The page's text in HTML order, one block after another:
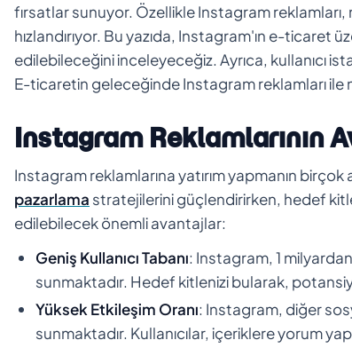
fırsatlar sunuyor. Özellikle Instagram reklamları,
hızlandırıyor. Bu yazıda, Instagram'ın e-
edilebileceğini inceleyeceğiz. Ayrıca, kullanıcı
E-ticaretin geleceğinde Instagram reklamları ile
Instagram Reklamlarının
Instagram reklamlarına yatırım yapmanın
pazarlama stratejilerini güçlendirirken, hedef
edilebilecek önemli avantajlar:
Geniş Kullanıcı Tabanı: Instagram, 1
sunmaktadır. Hedef kitlenizi bularak,
Yüksek Etkileşim Oranı: Instagram, diğer
sunmaktadır. Kullanıcılar, içeriklere yorum